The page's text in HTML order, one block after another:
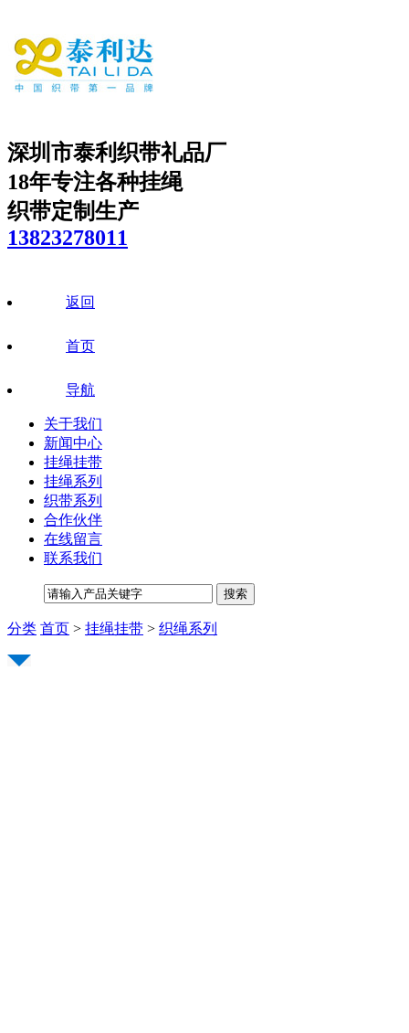
深圳市泰利织带礼品厂
18年专注各种挂绳
织带定制生产
13823278011
返回
首页
导航
关于我们
新闻中心
挂绳挂带
挂绳系列
织带系列
合作伙伴
在线留言
联系我们
分类 首页 > 挂绳挂带 > 织绳系列